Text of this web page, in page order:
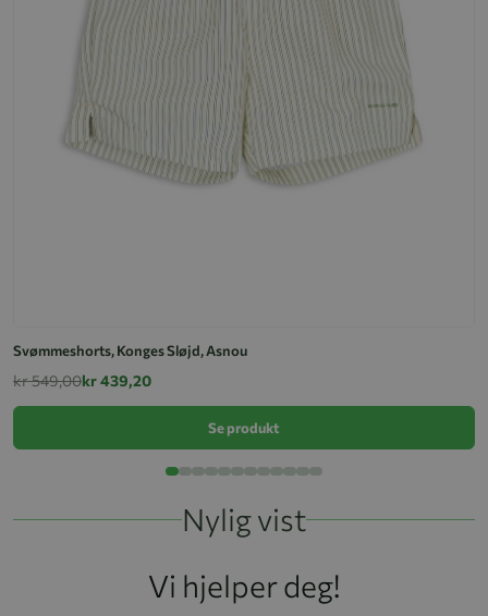
Svømmeshorts, Konges Sløjd, Asnou
kr 549,00kr 439,20
Se produkt
Nylig vist
Vi hjelper deg!